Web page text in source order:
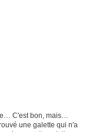
C'est bon, mais…
une galette qui n'a